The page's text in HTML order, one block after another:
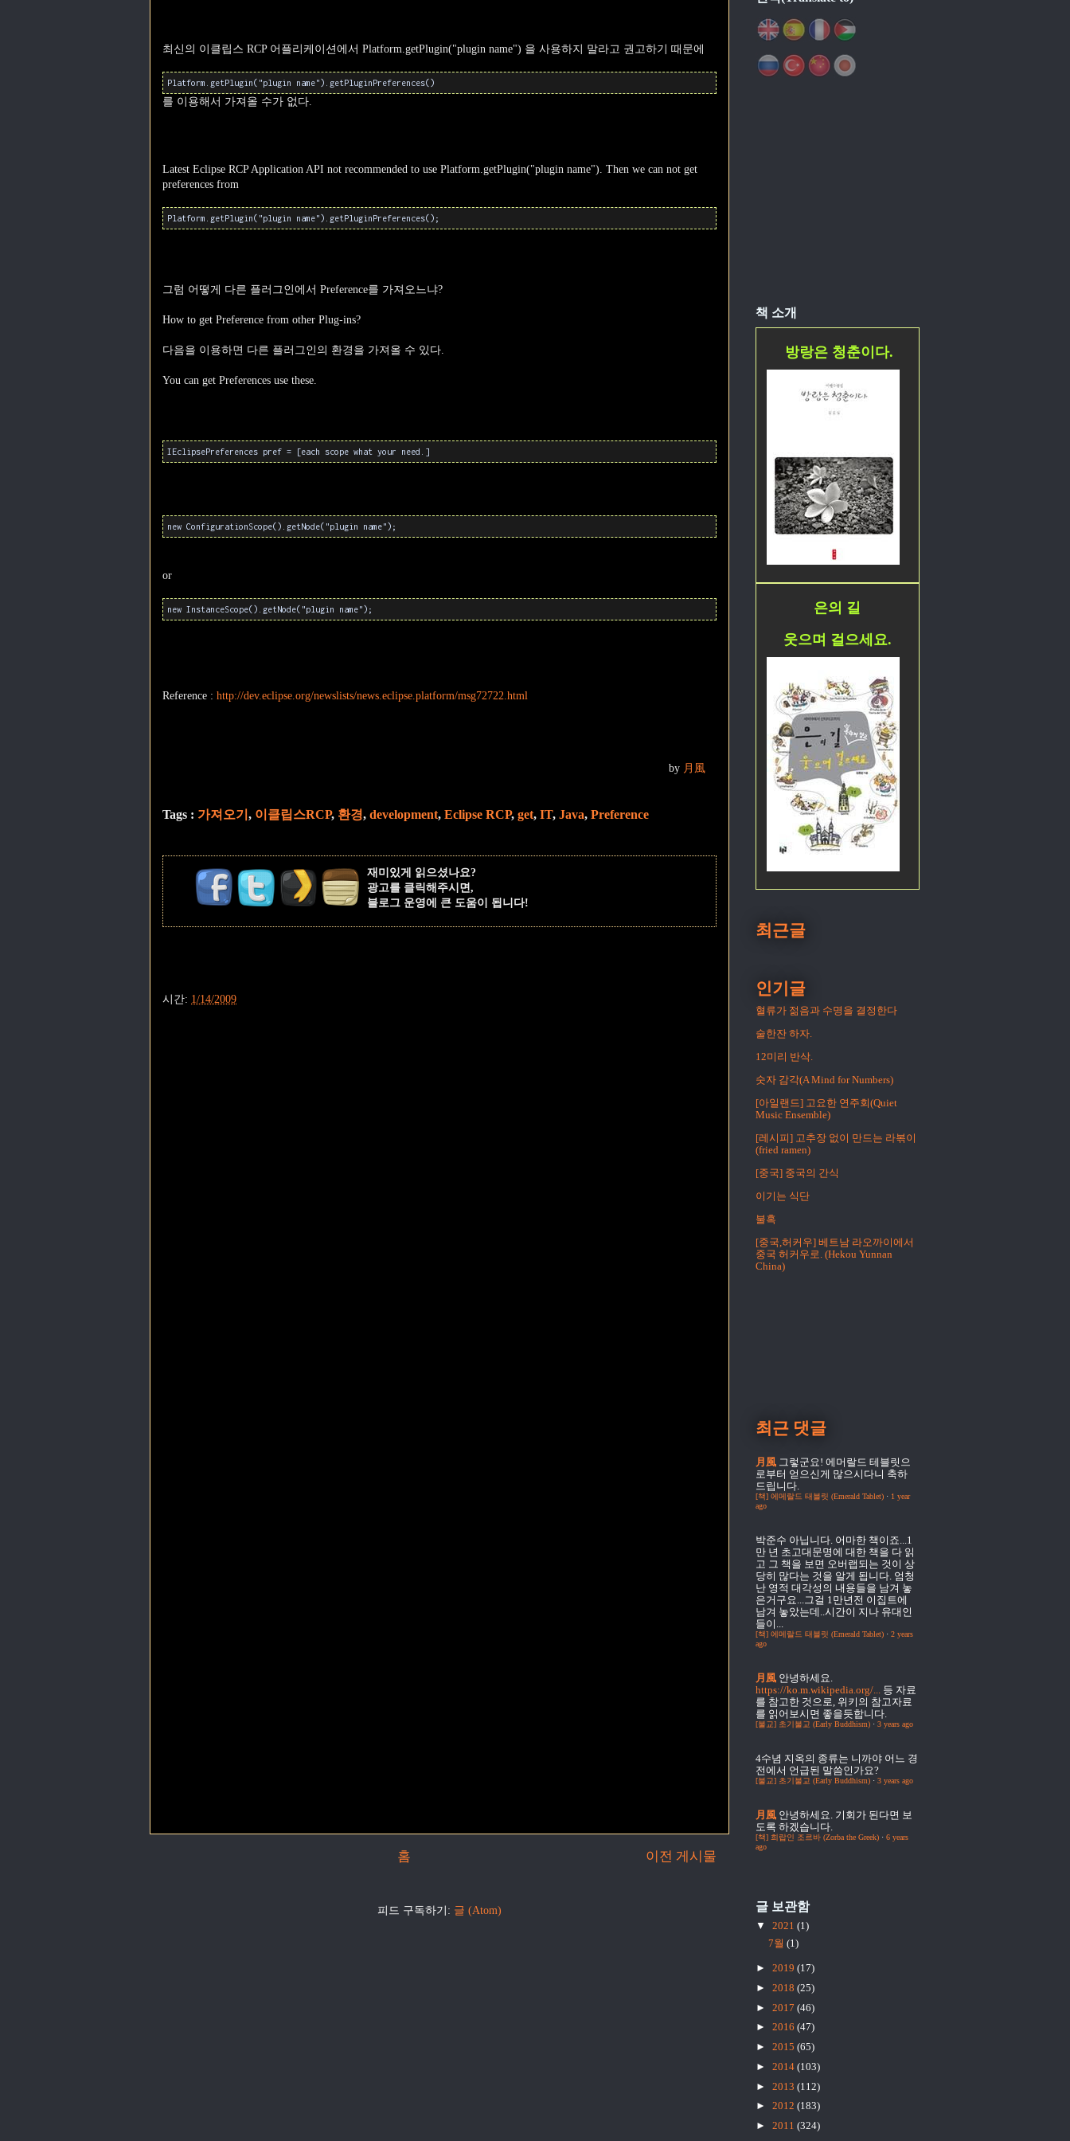
최신의 이클립스 RCP 어플리케이션에서 Platform.getPlugin("plugin name") 을 사용하지 말라고 권고하기 때문에
Platform.getPlugin("plugin name").getPluginPreferences()
를 이용해서 가져올 수가 없다.
Latest Eclipse RCP Application API not recommended to use Platform.getPlugin("plugin name"). Then we can not get
preferences from
Platform.getPlugin("plugin name").getPluginPreferences();
그럼 어떻게 다른 플러그인에서 Preference를 가져오느냐?
How to get Preference from other Plug-ins?
다음을 이용하면 다른 플러그인의 환경을 가져올 수 있다.
You can get Preferences use these.
IEclipsePreferences pref = [each scope what your need.]
new ConfigurationScope().getNode("plugin name");
or
new InstanceScope().getNode("plugin name");
Reference : http://dev.eclipse.org/newslists/news.eclipse.platform/msg72722.html
by 月風
Tags : 가져오기, 이클립스RCP, 환경, development, Eclipse RCP, get, IT, Java, Preference
재미있게 읽으셨나요?
광고를 클릭해주시면,
블로그 운영에 큰 도움이 됩니다!
시간: 1/14/2009
이전 게시물
홈
피드 구독하기: 글 (Atom)
책 소개
방랑은 청춘이다.
은의 길
웃으며 걸으세요.
최근글
인기글
혈류가 젊음과 수명을 결정한다
술한잔 하자.
12미리 반삭.
숫자 감각(A Mind for Numbers)
[아일랜드] 고요한 연주회(Quiet
Music Ensemble)
[레시피] 고추장 없이 만드는 라볶이
(fried ramen)
[중국] 중국의 간식
이기는 식단
불혹
[중국,허커우] 베트남 라오까이에서
중국 허커우로. (Hekou Yunnan
China)
최근 댓글
月風 그렇군요! 에머랄드 테블릿으
로부터 얻으신게 많으시다니 축하
드립니다.
[책] 에메랄드 태블릿 (Emerald Tablet) · 1 year
ago
박준수 아닙니다. 어마한 책이죠...1
만 년 초고대문명에 대한 책을 다 읽
고 그 책을 보면 오버랩되는 것이 상
당히 많다는 것을 알게 됩니다. 엄청
난 영적 대각성의 내용들을 남겨 놓
은거구요...그걸 1만년전 이집트에
남겨 놓았는데..시간이 지나 유대인
들이...
[책] 에메랄드 태블릿 (Emerald Tablet) · 2 years
ago
月風 안녕하세요.
https://ko.m.wikipedia.org/... 등 자료
를 참고한 것으로, 위키의 참고자료
를 읽어보시면 좋을듯합니다.
[불교] 초기불교 (Early Buddhism) · 3 years ago
4수념 지옥의 종류는 니까야 어느 경
전에서 언급된 말씀인가요?
[불교] 초기불교 (Early Buddhism) · 3 years ago
月風 안녕하세요. 기회가 된다면 보
도록 하겠습니다.
[책] 희랍인 조르바 (Zorba the Greek) · 6 years
ago
글 보관함
▼ 2021 (1)
7월 (1)
► 2019 (17)
► 2018 (25)
► 2017 (46)
► 2016 (47)
► 2015 (65)
► 2014 (103)
► 2013 (112)
► 2012 (183)
► 2011 (324)